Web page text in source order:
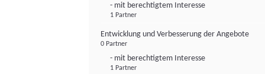
- mit berechtigtem Interesse
1 Partner
Entwicklung und Verbesserung der Angebote
0 Partner
- mit berechtigtem Interesse
1 Partner